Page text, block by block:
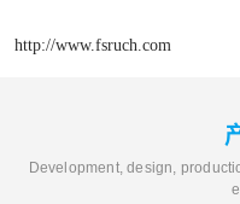
http://www.fsruch.com
Development, design,